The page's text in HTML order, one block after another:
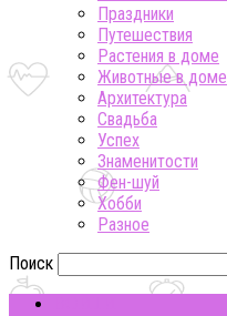
Праздники
Путешествия
Растения в доме
Животные в доме
Архитектура
Свадьба
Успех
Знаменитости
Фен-шуй
Хобби
Разное
Поиск